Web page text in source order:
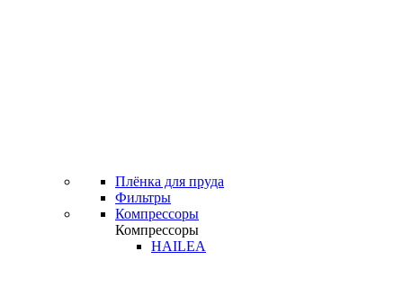
Плёнка для пруда
Фильтры
Компрессоры
Компрессоры
HAILEA